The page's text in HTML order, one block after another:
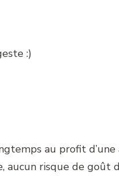
:)
au profit
aucun risque de goût